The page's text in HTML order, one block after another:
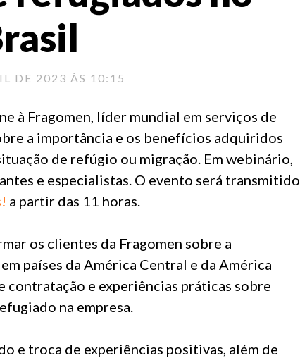
DE 2023 ÀS 10:15
à Fragomen, líder mundial em serviços de
a importância e os benefícios adquiridos
de refúgio ou migração. Em webinário,
e especialistas. O evento será transmitido
a partir das 11 horas.
os clientes da Fragomen sobre a
países da América Central e da América
contratação e experiências práticas sobre
na empresa.
e troca de experiências positivas, além de